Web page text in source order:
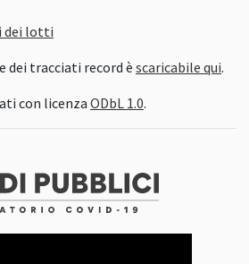
dei lotti
dei tracciati record è scaricabile qui.
con licenza ODbL 1.0.